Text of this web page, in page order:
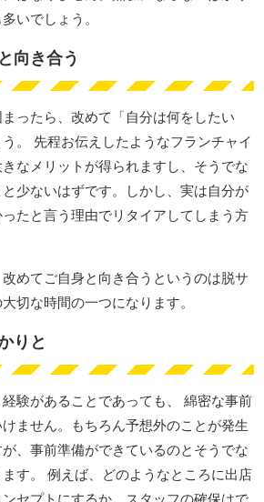
いでしょう。
向き合う
ったら、改めて「自分は何をしたい
。 先程お伝えしたようなフランチャイ
なメリットが得られますし、そうでな
少ないはずです。しかし、実は自分が
たと言う理由でリタイアしてしまう方
めてご自身と向き合うというのは脱サ
切な時間の一つになります。
りと
験があることであっても、 綿密な事前
ません。もちろん予想外のことが発生
、事前準備ができているのとそうでな
す。 例えば、どのようなところに出店
セプトにするか、スタッフの確保はで